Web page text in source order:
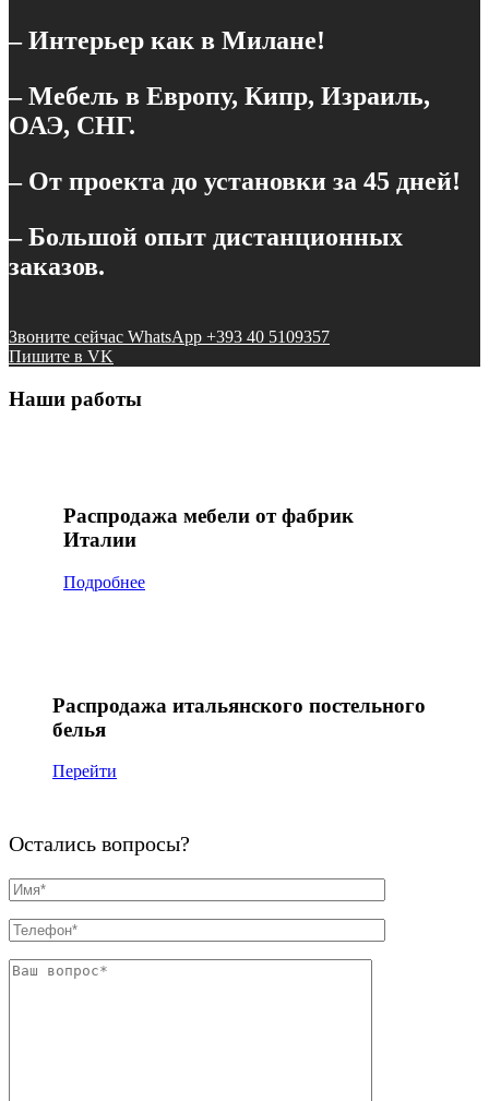
– Интерьер как в Милане!
– Мебель в Европу, Кипр, Израиль,
ОАЭ, СНГ.
– От проекта до установки за 45 дней!
– Большой опыт дистанционных
заказов.
Звоните сейчас WhatsApp +393 40 5109357
Пишите в VK
Наши работы
Распродажа мебели от фабрик
Италии
Подробнее
Распродажа итальянского постельного
белья
Перейти
Остались вопросы?